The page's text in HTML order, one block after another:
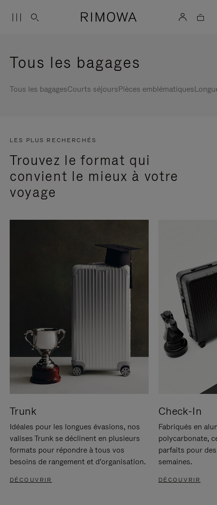
Tous les bagages
Tous les bagagesCourts séjoursPièces emblématiques
LES PLUS RECHERCHÉS
Trouvez le format qui
convient le mieux à votre
voyage
Trunk
Idéales pour les longues évasions, nos
valises Trunk se déclinent en plusieurs
formats pour répondre à tous vos
besoins de rangement et d'organisation.
DÉCOUVRIR
Check-In
Fabriqués en
polycarbonate,
parfaits pour
semaines.
DÉCOUVRIR